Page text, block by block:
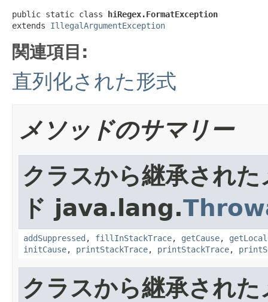
public static class hiRegex.FormatException
extends IllegalArgumentException
関連項目:
直列化された形式
メソッドのサマリー
クラスから継承された
ド java.lang.
addSuppressed , fillInStackTrace, getCause,
initCause, printStackTrace, printStackTrace,
クラスから継承された